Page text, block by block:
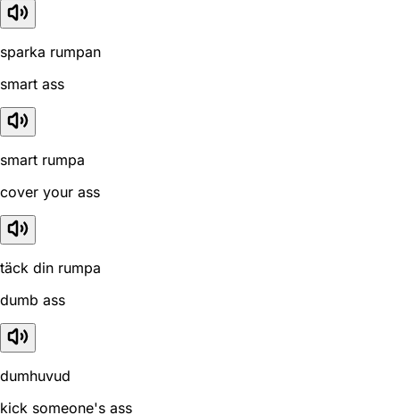
sparka rumpan
smart ass
smart rumpa
cover your ass
täck din rumpa
dumb ass
dumhuvud
kick someone's ass